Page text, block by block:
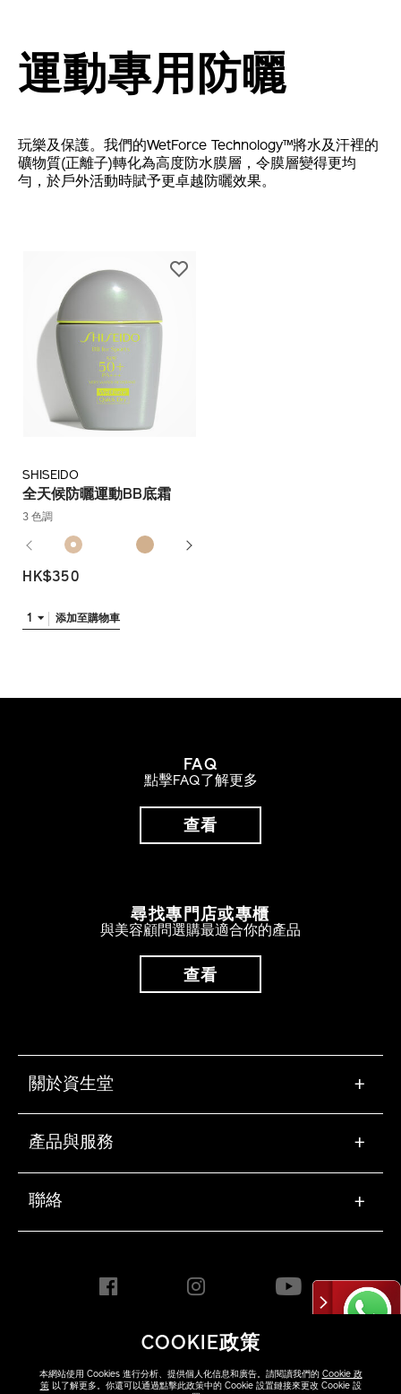
運動專用防曬
玩樂及保護。我們的WetForce Technology™將水及汗裡的
礦物質(正離子)轉化為高度防水膜層，令膜層變得更均
勻，於戶外活動時賦予更卓越防曬效果。
SHISEIDO
全天候防曬運動BB底霜
3 色調
HK$350
1 添加至購物車
COOKIE政策
本網站使用 Cookies 進行分析、提供個人化信息和廣告。請閱讀我們的 Cookie 政
策以了解更多。你還可以通過點擊此政策中的 Cookie 設置鏈接來更改 Cookie 設
FAQ
點擊FAQ了解更多
查看
尋找專門店或專櫃
與美容顧問選購最適合你的產品
查看
關於資生堂 +
產品與服務 +
聯絡 +